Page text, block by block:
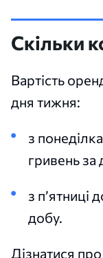
Скільки
Вартість
дня тижня:
з
гривень за
з п’ятниці
добу.
Дізнатися